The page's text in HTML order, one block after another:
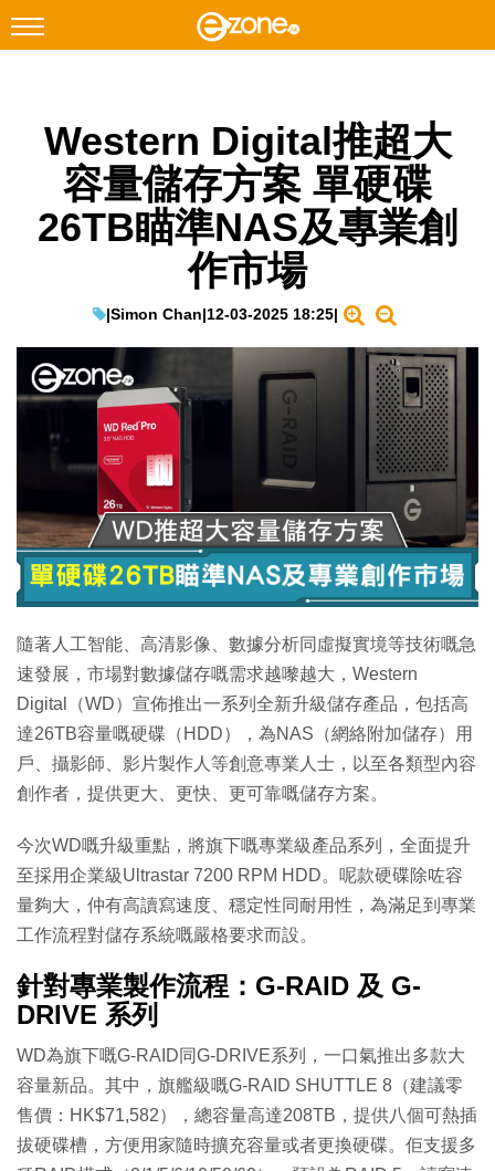
Facebook Instagram
科技焦點
網絡生活
EduTech
IT Times
生成式AI與雲端應用
Enterprise Digital Transformation
特集
Western Digital推超大
容量儲存方案 單硬碟
26TB瞄準NAS及專業創
作市場
|Simon Chan|12-03-2025 18:25|
隨著人工智能、高清影像、數據分析同虛擬實境等技術嘅急
速發展，市場對數據儲存嘅需求越嚟越大，Western
Digital（WD）宣佈推出一系列全新升級儲存產品，包括高
達26TB容量嘅硬碟（HDD），為NAS（網絡附加儲存）用
戶、攝影師、影片製作人等創意專業人士，以至各類型內容
創作者，提供更大、更快、更可靠嘅儲存方案。
今次WD嘅升級重點，將旗下嘅專業級產品系列，全面提升
至採用企業級Ultrastar 7200 RPM HDD。呢款硬碟除咗容
量夠大，仲有高讀寫速度、穩定性同耐用性，為滿足到專業
工作流程對儲存系統嘅嚴格要求而設。
針對專業製作流程：G-RAID 及 G-
DRIVE 系列
WD為旗下嘅G-RAID同G-DRIVE系列，一口氣推出多款大
容量新品。其中，旗艦級嘅G-RAID SHUTTLE 8（建議零
售價：HK$71,582），總容量高達208TB，提供八個可熱插
拔硬碟槽，方便用家隨時擴充容量或者更換硬碟。佢支援多